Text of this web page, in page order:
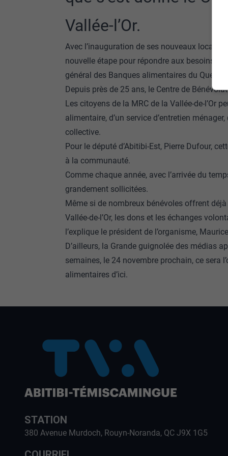
Vallée-l’Or.
Avec l’inauguration de ses nouveaux
nouvelle étape pour répondre aux besoins
général des Banques alimentaires du
Depuis près de 25 ans, le Centre de
Les citoyens de la MRC de la Vallée-de-l’Or
alimentaire, d’un service d’entretien
collective.
Pour le député d’Abitibi-Est, Pierre Dufour,
à la communauté.
Comme chaque année, avec l’arrivée du
grandement sollicitées.
Même si de nombreux bénévoles offrent
Vallée-de-l’Or, les dons et les échanges
l’explique le président de l’organisme,
D’ailleurs, la Grande guignolée des médias
semaines, le 24 novembre prochain, ce sera
alimentaires d’ici.
STATION
380 Avenue Murdoch, Rouyn-Noranda, QC J9X 1G5